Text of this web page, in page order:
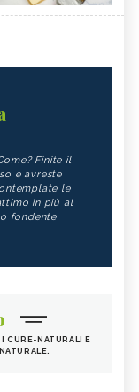
Finite il
e avreste
le
in più al
fondente
CURE-NATURALI E